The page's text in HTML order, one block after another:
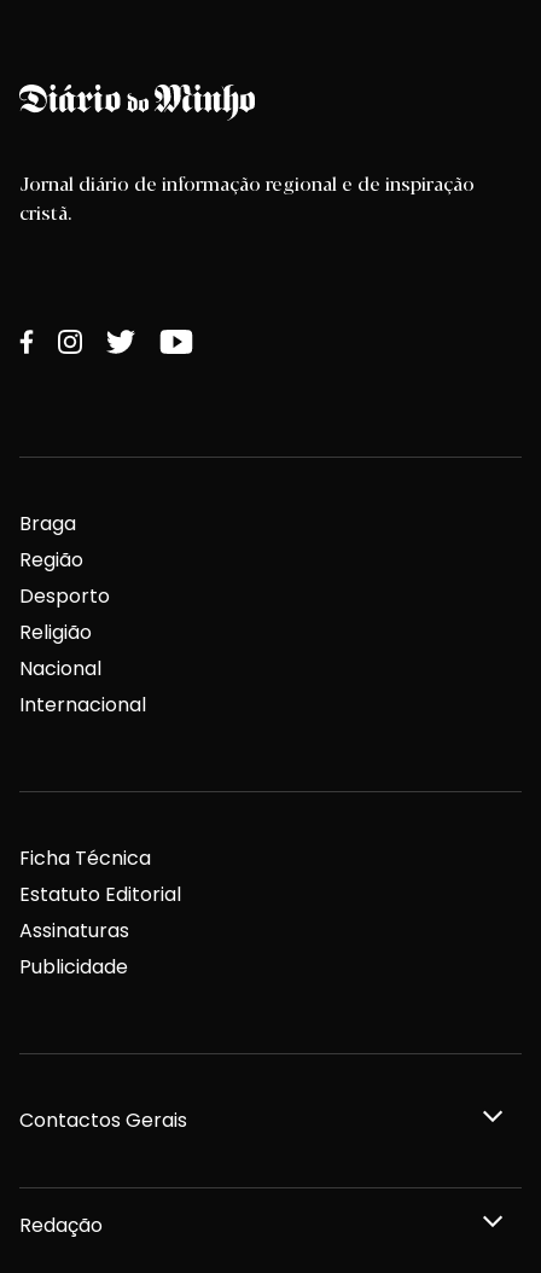
Jornal diário de informação regional e de inspiração
cristã.
Braga
Região
Desporto
Religião
Nacional
Internacional
Ficha Técnica
Estatuto Editorial
Assinaturas
Publicidade
Contactos Gerais
Redação